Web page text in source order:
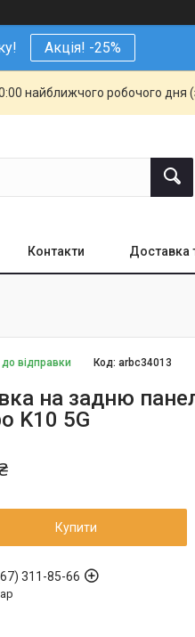
Акція! -25%
найближчого робочого дня
Контакти Доставка
до відправки Код:arbc34013
на задню
K10 5G
Купити
311-85-66